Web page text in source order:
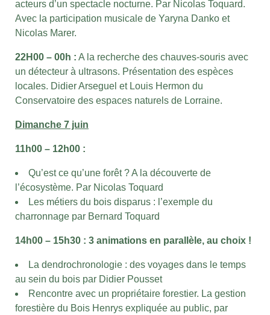
acteurs d’un spectacle nocturne. Par Nicolas Toquard.
Avec la participation musicale de Yaryna Danko et
Nicolas Marer.
22H00 – 00h : A la recherche des chauves-souris avec
un détecteur à ultrasons. Présentation des espèces
locales. Didier Arseguel et Louis Hermon du
Conservatoire des espaces naturels de Lorraine.
Dimanche 7 juin
11h00 – 12h00 :
Qu’est ce qu’une forêt ? A la découverte de
l’écosystème. Par Nicolas Toquard
Les métiers du bois disparus : l’exemple du
charronnage par Bernard Toquard
14h00 – 15h30 : 3 animations en parallèle, au choix !
La dendrochronologie : des voyages dans le temps
au sein du bois par Didier Pousset
Rencontre avec un propriétaire forestier. La gestion
forestière du Bois Henrys expliquée au public, par